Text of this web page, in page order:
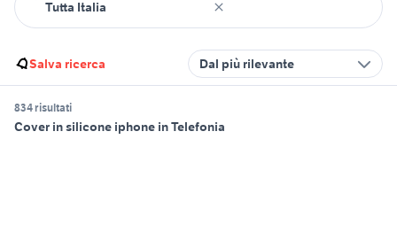
Salva ricerca Dal più rilevante
834 risultati
Cover in silicone iphone in Telefonia